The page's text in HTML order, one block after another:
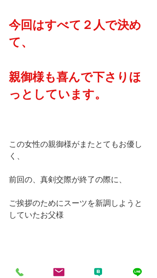
今回はすべて２人で決め
て、
親御様も喜んで下さりほ
っとしています。
この女性の親御様がまたとてもお優し
く、
前回の、真剣交際が終了の際に、
ご挨拶のためにスーツを新調しようと
していたお父様